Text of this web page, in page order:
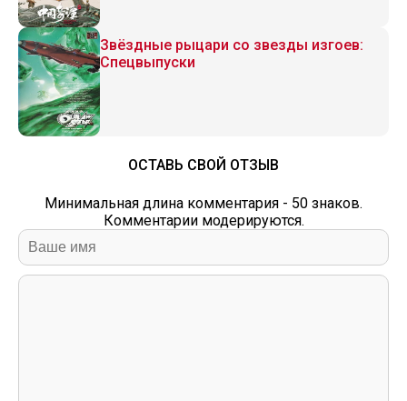
Звёздные рыцари со звезды изгоев:
Спецвыпуски
ОСТАВЬ СВОЙ ОТЗЫВ
Минимальная длина комментария - 50 знаков.
Комментарии модерируются.